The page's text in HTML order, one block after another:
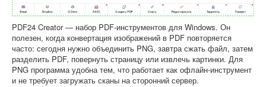
PDF24 Creator — набор PDF-инструментов для Windows. Он
полезен, когда конвертация изображений в PDF повторяется
часто: сегодня нужно объединить PNG, завтра сжать файл, затем
разделить PDF, повернуть страницу или извлечь картинки. Для
PNG программа удобна тем, что работает как офлайн-инструмент
и не требует загружать сканы на сторонний сервер.